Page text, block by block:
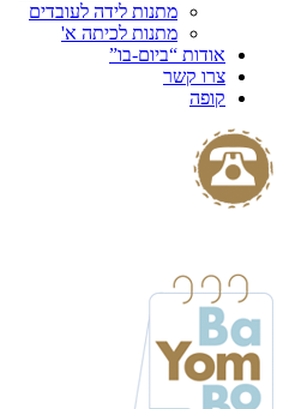
מתנות לידה לעובדים
מתנות לכיתה א'
אודות “ביום-בו”
צרו קשר
קופה